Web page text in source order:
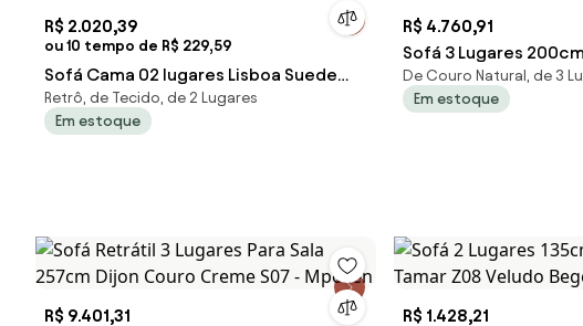
R$ 2.020,39
ou 10 tempo de R$ 229,59
Sofá Cama 02 lugares Lisboa Suede
Pés de Plástico - Marrom Rato
Retrô, de Tecido, de 2 Lugares
Em estoque
R$ 4.760,91
Sofá 3 Lugares
Bege 66 G58 - Gran
De Couro Natural, de 3
Em estoque
R$ 9.401,31 R$ 1.428,21